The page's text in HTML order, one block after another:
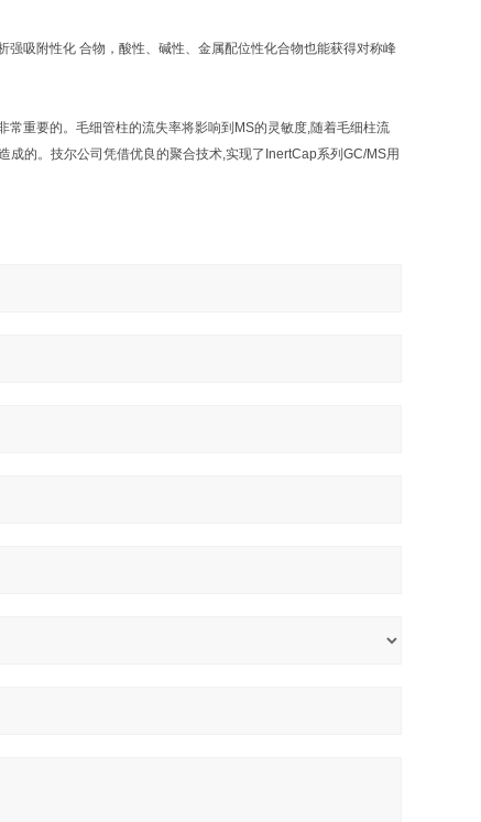
吸附性化 合物，酸性、碱性、金属配位性化合物也能获得对称峰
重要的。毛细管柱的流失率将影响到MS的灵敏度,随着毛细柱流
的。技尔公司凭借优良的聚合技术,实现了InertCap系列GC/MS用